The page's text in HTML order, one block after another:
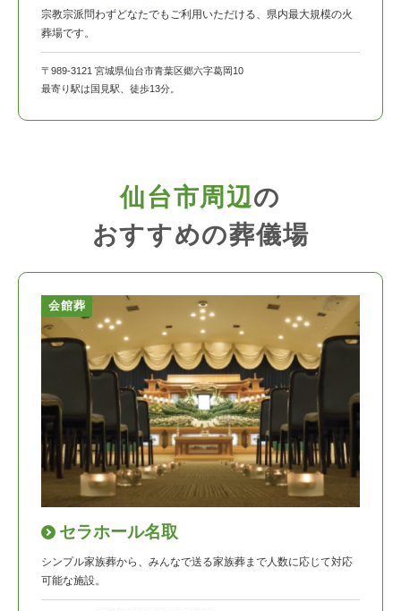
宗教宗派問わずどなたでもご利用いただける、県内最大規模の火
葬場です。
〒989-3121 宮城県仙台市青葉区郷六字葛岡10
最寄り駅は国見駅、徒歩13分。
仙台市周辺の
おすすめの葬儀場
会館葬
セラホール名取
シンプル家族葬から、みんなで送る家族葬まで人数に応じて対応
可能な施設。